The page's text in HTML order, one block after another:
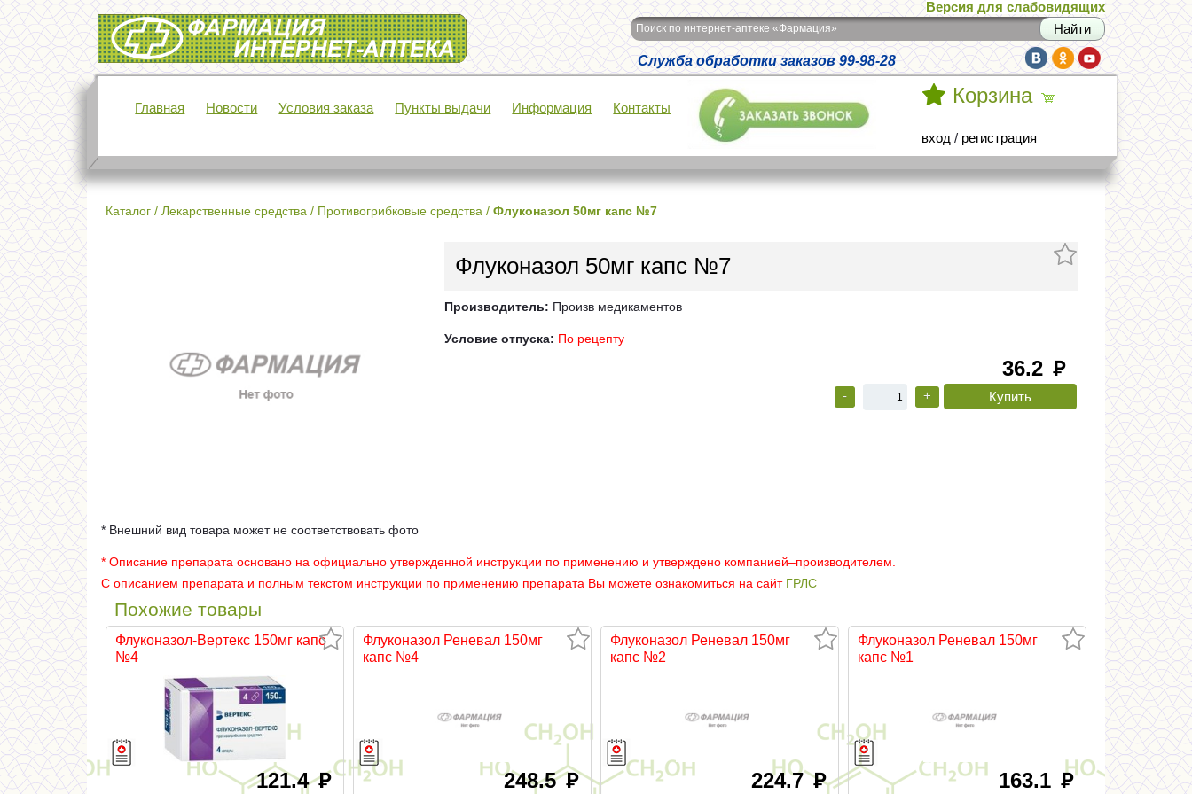
Интернет-аптека Фармация
Версия для слабовидящих
Поиск по интернет-аптеке «Фармация»
Служба обработки заказов 99-98-28
Главная Новости Условия заказа Пункты выдачи Информация Контакты
Корзина
вход / регистрация
Каталог / Лекарственные средства / Противогрибковые средства / Флуконазол 50мг капс №7
Флуконазол 50мг капс №7
Производитель: Произв медикаментов
Условие отпуска: По рецепту
36.2 руб
- +
* Внешний вид товара может не соответствовать фото
* Описание препарата основано на официально утвержденной инструкции по применению и утверждено компанией–производителем.
С описанием препарата и полным текстом инструкции по применению препарата Вы можете ознакомиться на сайт ГРЛС
Похожие товары
Флуконазол-Вертекс 150мг капс
№4
121.4руб
Флуконазол Реневал 150мг
капс №4
248.5руб
Флуконазол Реневал 150мг
капс №2
224.7руб
Флуконазол Реневал 150мг
капс №1
163.1 руб